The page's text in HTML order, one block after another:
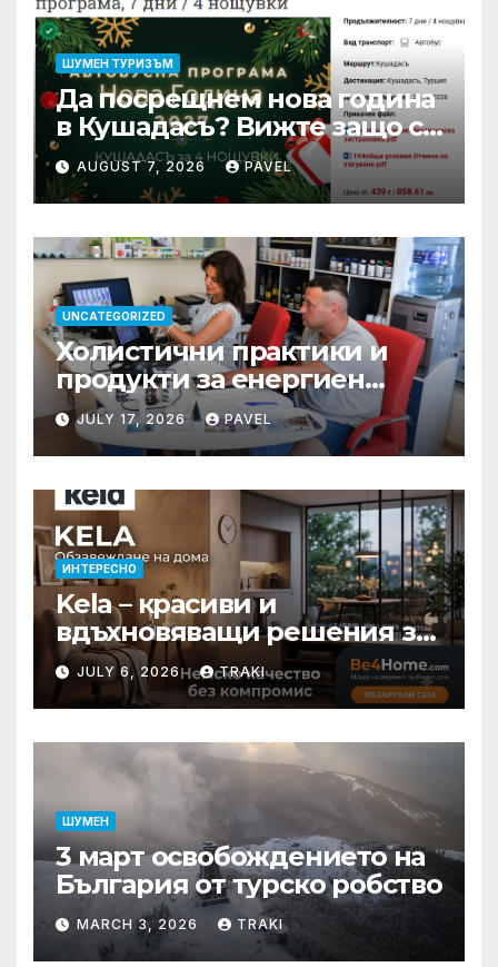
ШУМЕН ТУРИЗЪМ
Да посрещнем нова година
в Кушадасъ? Вижте защо си
заслужава …
AUGUST 7, 2026 PAVEL
UNCATEGORIZED
Холистични практики и
продукти за енергиен
баланс в ежедневието
JULY 17, 2026 PAVEL
ИНТЕРЕСНО
Kela – красиви и
вдъхновяващи решения за
вашия дом
JULY 6, 2026 TRAKI
ШУМЕН
3 март освобождението на
България от турско робство
MARCH 3, 2026 TRAKI